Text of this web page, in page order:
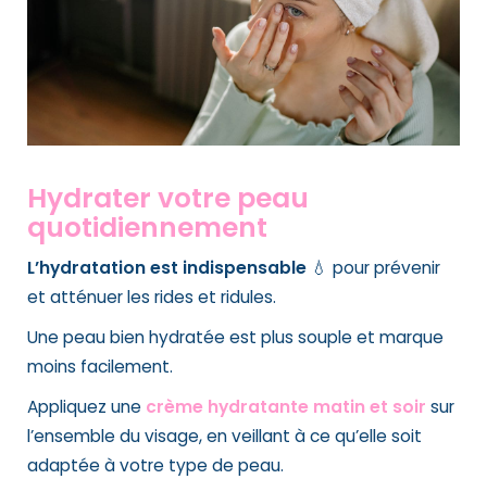
Hydrater votre peau
quotidiennement
L’hydratation est indispensable 💧 pour prévenir
et atténuer les rides et ridules.
Une peau bien hydratée est plus souple et marque
moins facilement.
Appliquez une crème hydratante matin et soir sur
l’ensemble du visage, en veillant à ce qu’elle soit
adaptée à votre type de peau.